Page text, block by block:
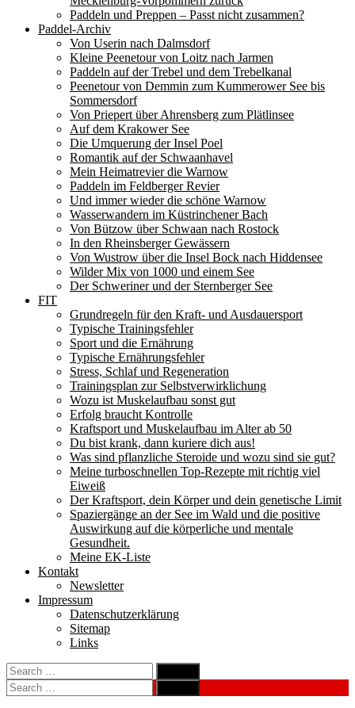
Paddeln und Preppen – Passt nicht zusammen?
Paddel-Archiv
Von Userin nach Dalmsdorf
Kleine Peenetour von Loitz nach Jarmen
Paddeln auf der Trebel und dem Trebelkanal
Peenetour von Demmin zum Kummerower See bis
Sommersdorf
Von Priepert über Ahrensberg zum Plätlinsee
Auf dem Krakower See
Die Umquerung der Insel Poel
Romantik auf der Schwaanhavel
Mein Heimatrevier die Warnow
Paddeln im Feldberger Revier
Und immer wieder die schöne Warnow
Wasserwandern im Küstrinchener Bach
Von Bützow über Schwaan nach Rostock
In den Rheinsberger Gewässern
Von Wustrow über die Insel Bock nach Hiddensee
Wilder Mix von 1000 und einem See
Der Schweriner und der Sternberger See
FIT
Grundregeln für den Kraft- und Ausdauersport
Typische Trainingsfehler
Sport und die Ernährung
Typische Ernährungsfehler
Stress, Schlaf und Regeneration
Trainingsplan zur Selbstverwirklichung
Wozu ist Muskelaufbau sonst gut
Erfolg braucht Kontrolle
Kraftsport und Muskelaufbau im Alter ab 50
Du bist krank, dann kuriere dich aus!
Was sind pflanzliche Steroide und wozu sind sie gut?
Meine turboschnellen Top-Rezepte mit richtig viel
Eiweiß
Der Kraftsport, dein Körper und dein genetische Limit
Spaziergänge an der See im Wald und die positive
Auswirkung auf die körperliche und mentale
Gesundheit.
Meine EK-Liste
Kontakt
Newsletter
Impressum
Datenschutzerklärung
Sitemap
Links
Search
for:
Search
Search
for:
Search